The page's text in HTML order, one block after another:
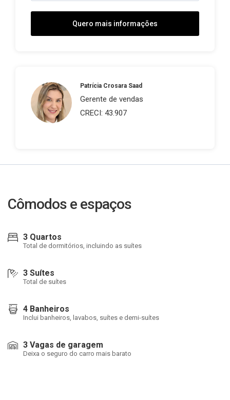
Quero mais informações
Patrícia Crosara Saad
Gerente de vendas
CRECI: 43.907
Cômodos e espaços
3 Quartos
Total de dormitórios, incluindo as suítes
3 Suítes
Total de suítes
4 Banheiros
Inclui banheiros, lavabos, suítes e demi-suítes
3 Vagas de garagem
Deixa o seguro do carro mais barato